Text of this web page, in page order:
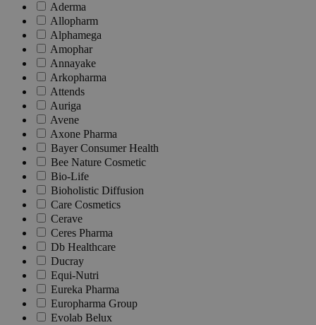
Aderma
Allopharm
Alphamega
Amophar
Annayake
Arkopharma
Attends
Auriga
Avene
Axone Pharma
Bayer Consumer Health
Bee Nature Cosmetic
Bio-Life
Bioholistic Diffusion
Care Cosmetics
Cerave
Ceres Pharma
Db Healthcare
Ducray
Equi-Nutri
Eureka Pharma
Europharma Group
Evolab Belux